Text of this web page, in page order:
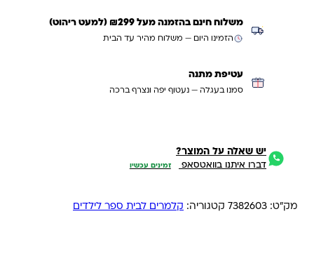
משלוח חינם בהזמנה מעל ₪299 (למעט ריהוט)
הזמינו היום — משלוח מהיר עד הבית
עטיפת מתנה
סמנו בעגלה — נעטוף יפה ונצרף ברכה
יש שאלה על המוצר?
דברו איתנו בוואטסאפ זמינים עכשיו
מק"ט:7382603 קטגוריה:קלמרים לבית ספר לילדים